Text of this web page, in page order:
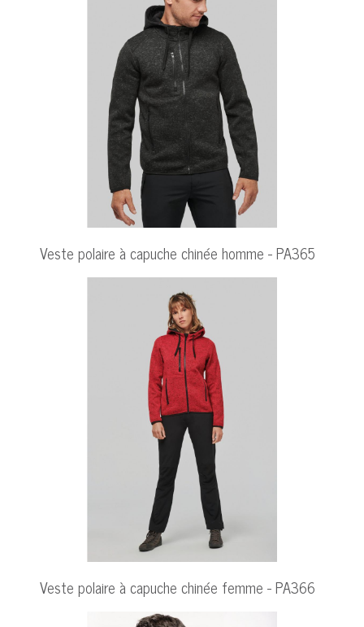
Veste polaire à capuche chinée homme - PA365
Veste polaire à capuche chinée femme - PA366